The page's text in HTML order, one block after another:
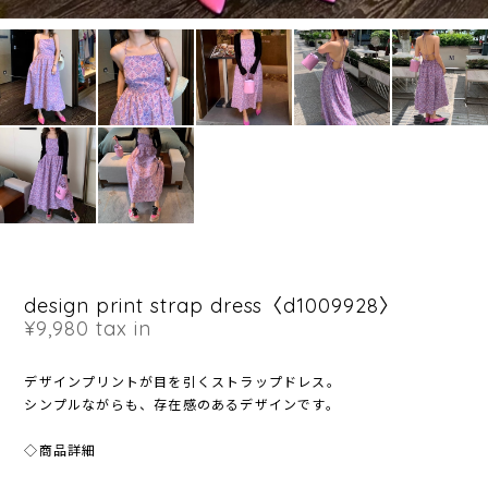
design print strap dress〈d1009928〉
¥9,980 tax in
デザインプリントが目を引くストラップドレス。
シンプルながらも、存在感のあるデザインです。
◇商品詳細